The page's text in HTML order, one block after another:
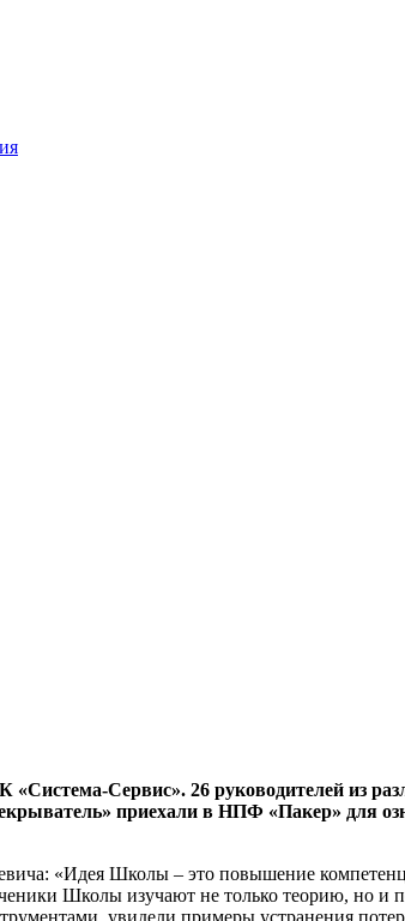
Сервис». 26 руководителей из
приехали в НПФ «Пакер» для
«Идея Школы – это повышение
Школы изучают не только теорию, но и
увидели примеры устранения